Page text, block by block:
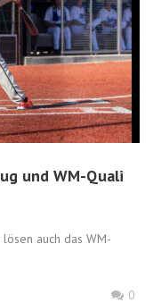
und WM-Quali
auch das WM-
0